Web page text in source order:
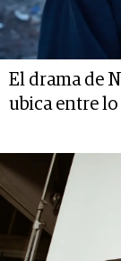
El drama de
ubica entre lo